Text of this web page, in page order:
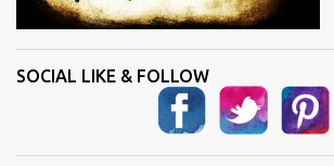
SOCIAL LIKE & FOLLOW